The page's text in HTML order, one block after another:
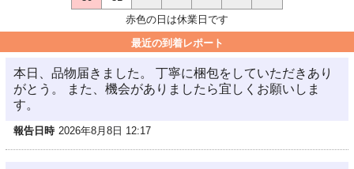
赤色の日は休業日です
最近の到着レポート
本日、品物届きました。 丁寧に梱包をしていただきあり
がとう。 また、機会がありましたら宜しくお願いしま
す。
報告日時 2026年8月8日 12:17